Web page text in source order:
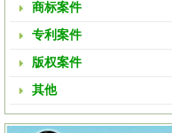
商标案件
专利案件
版权案件
其他